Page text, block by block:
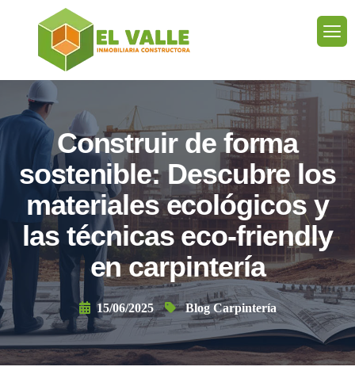
Construir de forma
sostenible: Descubre los
materiales ecológicos y
las técnicas eco-friendly
en carpintería
15/06/2025 Blog Carpintería